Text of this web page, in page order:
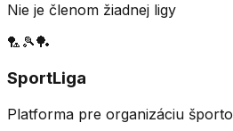
Nie je členom žiadnej ligy
🏸 🎾🏓
SportLiga
Platforma pre organizáciu